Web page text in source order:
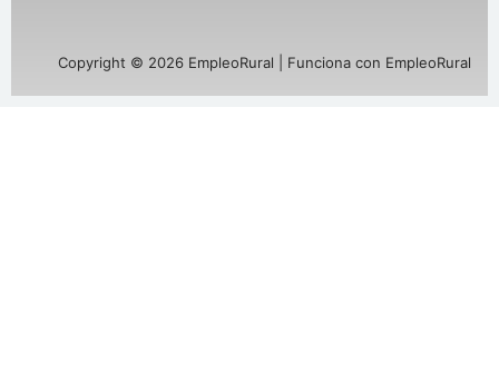
Copyright © 2026 EmpleoRural | Funciona con EmpleoRural